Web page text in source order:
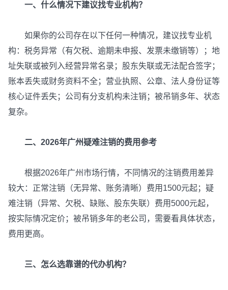
一、什么情况下建议找专业机构？
如果你的公司存在以下任何一种情况，建议找专业机
构：税务异常（有欠税、逾期未申报、发票未缴销等）；地
址失联或被列入经营异常名录；股东失联或无法配合签字；
账本丢失或财务资料不全；营业执照、公章、法人身份证等
核心证件丢失；公司有分支机构未注销；被吊销多年、状态
复杂。
二、2026年广州疑难注销的费用参考
根据2026年广州市场行情，不同情况的注销费用差异
较大：正常注销（无异常、账务清晰）费用1500元起；疑
难注销（异常、欠税、缺账、股东失联）费用5000元起，
按实际情况定价；被吊销多年的老公司，需要看具体状态，
费用更高。
三、怎么选靠谱的代办机构？